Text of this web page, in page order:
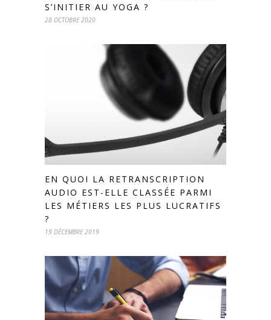
S’INITIER AU YOGA ?
28 OCTOBRE 2020
EN QUOI LA RETRANSCRIPTION
AUDIO EST-ELLE CLASSÉE PARMI
LES MÉTIERS LES PLUS LUCRATIFS
?
19 DÉCEMBRE 2019